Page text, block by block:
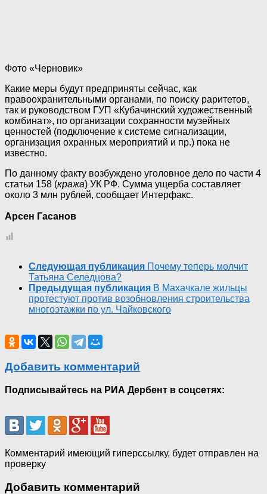
Фото «Черновик»
Какие меры будут предприняты сейчас, как
правоохранительными органами, по поиску раритетов,
так и руководством ГУП «Кубачинский художественный
комбинат», по организации сохранности музейных
ценностей (подключение к системе сигнализации,
организация охранных мероприятий и пр.) пока не
известно.
По данному факту возбуждено уголовное дело по части 4
статьи 158 (кража) УК РФ. Сумма ущерба составляет
около 3 млн рублей, сообщает Интерфакс.
Арсен Гасанов
Следующая публикация Почему теперь молчит
Татьяна Селедцова?
Предыдущая публикация В Махачкале жильцы
протестуют против возобновления строительства
многоэтажки по ул. Чайковского
Добавить комментарий
Подписывайтесь на РИА Дербент в соцсетях:
Комментарий имеющий гиперссылку, будет отправлен на
проверку
Добавить комментарий